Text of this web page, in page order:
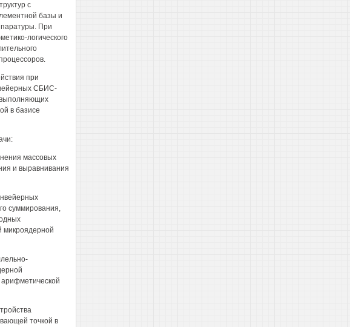
с
базы и
При
логического
при
СБИС-
выполняющих
в базисе
массовых
и выравнивания
суммирования,
микроядерной
точкой в